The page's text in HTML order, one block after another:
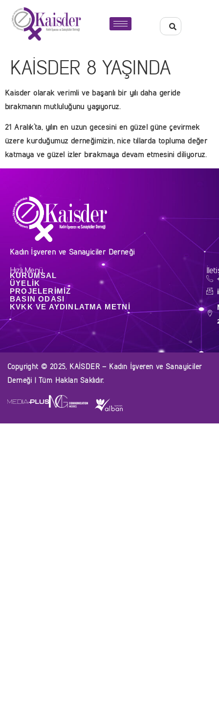
KAİSDER 8 YAŞINDA
Kaisder olarak verimli ve başarılı bir yılı daha geride
bırakmanın mutluluğunu yaşıyoruz.
21 Aralık’ta, yılın en uzun gecesini en güzel güne çevirmek
üzere kurduğumuz derneğimizin, nice tıllarda topluma değer
katmaya ve güzel izler bırakmaya devam etmesini diliyoruz.
Kadın İşveren ve Sanayiciler Derneği
Hızlı Menü
KURUMSAL
ÜYELIK
PROJELERIMIZ
BASIN ODASI
KVKK VE AYDINLATMA METNI
Copyright © 2025, KAİSDER – Kadın İşveren ve Sanayiciler
Derneği | Tüm Hakları Saklıdır.